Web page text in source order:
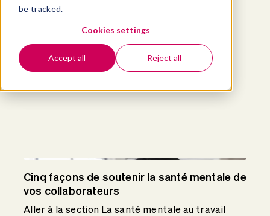
be tracked.
Cookies settings
Accept all Reject all
Cinq façons de soutenir la santé mentale de
vos collaborateurs
Aller à la section La santé mentale au travail